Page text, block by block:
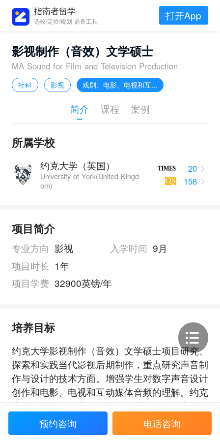
指南者留学
选校/定位/规划 必备工具 打开App
影视制作（音效）文学硕士
MA Sound for Film and Television Production
社科 影视 戏剧、电影、电视和互...
简介 课程 案例
所属学校
约克大学（英国）
University of York(United Kingd
om)
20
158
项目简介
专业方向 影视 入学时间 9月
项目时长 1年
项目学费 32900英镑/年
培养目标
约克大学影视制作（音效）文学硕士项目研究、
探索和实践当代影视后期制作，重点研究声音制
作与设计的技术方面。增强学生对数字声音设计
创作和电影、电视和互动媒体音频的理解。约克
大学影视制作（音效）文学硕士课程强调高水平
的工艺技能和创造力，结合批判性思维和协作。
学生将获得科学技术培训，并具有良好的设计、
展开全部
预约咨询 电话咨询